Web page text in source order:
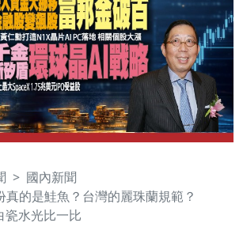
國內新聞
真的是鮭魚？台灣的麗珠蘭規範？
瓷水光比一比